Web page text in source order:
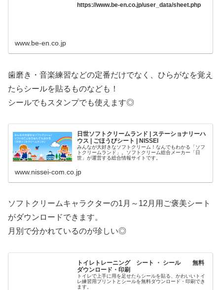
https://www.be-en.co.jp/user_data/sheet.php
www.be-en.co.jp
歯磨き・音楽練習などの定番だけでなく、ひらがなを覚え
たらシールを貼るものなども！
シールでもスタンプでも使えます◎
日世ソフトクリームランド | ステーショナリーハ
ウス | ごほうびシート | NISSEI
みんなが大好きなソフトクリーム！なんでもわかる「ソフ
トクリームランド」。ソフトクリーム総合メーカー「日
世」が運営する総合情報サイトです。
www.nissei-com.co.jp
ソフトクリームキャラクターの1月～12月用ご褒美シート
がダウンロードできます。
月別で分かれているのが珍しい◎
トイレトレーニング シート ・ シール 無料
ダウンロード・印刷
トイレで上手に用を足せたらシールを貼る、かわいいトイ
レ練習用プリントとシールを無料ダウンロード・印刷でき
ます。